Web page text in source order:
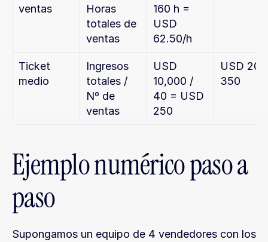
ventas
Horas
totales de
ventas
160 h =
USD
62.50/h
Ticket
medio
Ingresos
totales /
Nº de
ventas
USD
10,000 /
40 = USD
250
USD
350
Ejemplo numérico paso a
paso
Supongamos un equipo de 4 vendedores con los